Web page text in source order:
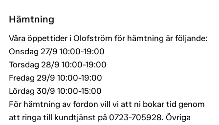
Hämtning
Våra öppettider i Olofström för hämtning är följande:
Onsdag 27/9 10:00-19:00
Torsdag 28/9 10:00-19:00
Fredag 29/9 10:00-19:00
Lördag 30/9 10:00-15:00
För hämtning av fordon vill vi att ni bokar tid genom
att ringa till kundtjänst på 0723-705928. Övriga